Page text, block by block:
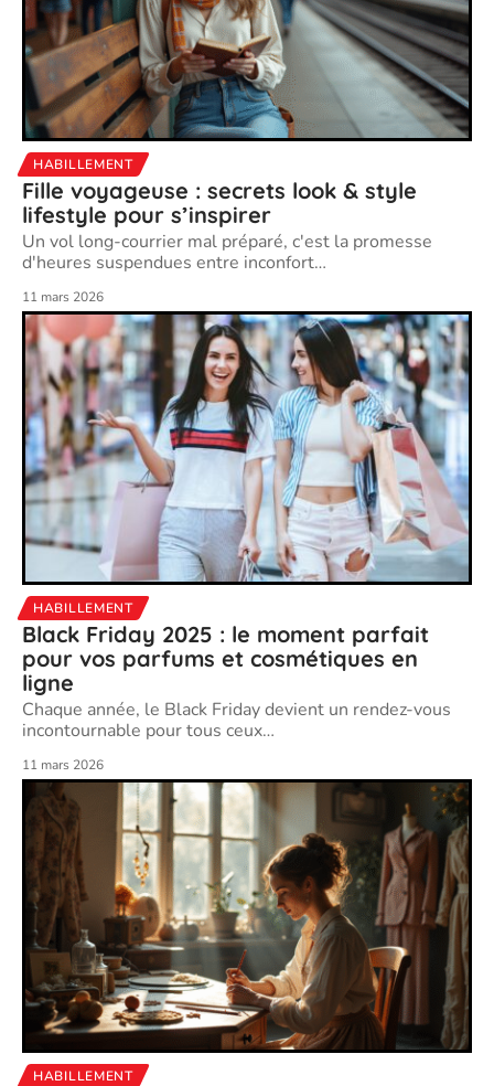
HABILLEMENT
Fille voyageuse : secrets look & style
lifestyle pour s’inspirer
Un vol long-courrier mal préparé, c'est la promesse
d'heures suspendues entre inconfort…
11 mars 2026
HABILLEMENT
Black Friday 2025 : le moment parfait
pour vos parfums et cosmétiques en
ligne
Chaque année, le Black Friday devient un rendez-vous
incontournable pour tous ceux…
11 mars 2026
HABILLEMENT